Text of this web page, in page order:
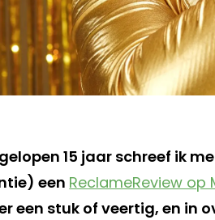
15 jaar schreef ik
een ReclameReview
een stuk of veertig, en in